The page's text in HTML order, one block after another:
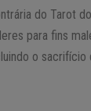
do Tarot
para fins
o sacrifício